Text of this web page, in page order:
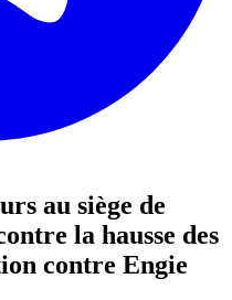
au siège de
la hausse des
contre Engie